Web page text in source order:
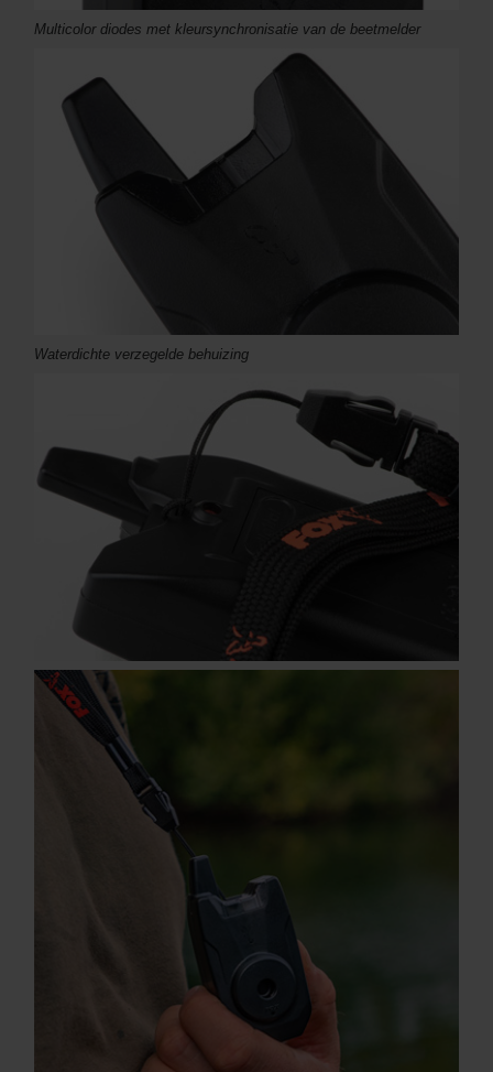
Multicolor diodes met kleursynchronisatie van de beetmelder
Waterdichte verzegelde behuizing